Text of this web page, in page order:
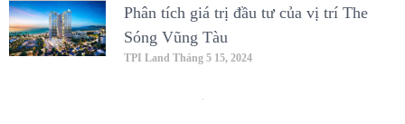
Phân tích giá trị đầu tư của vị trí The
Sóng Vũng Tàu
TPI Land Tháng 5 15, 2024